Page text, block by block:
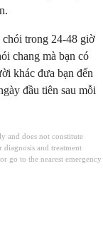
chói trong 24-48 giờ
chang mà bạn có
khác đưa bạn đến
đầu tiên sau mỗi
and does not constitute
and treatment
go to the nearest emergency